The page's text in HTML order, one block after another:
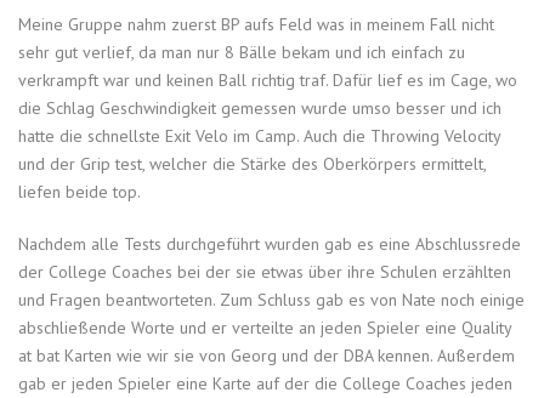
Meine Gruppe nahm zuerst BP aufs Feld was in meinem Fall nicht
sehr gut verlief, da man nur 8 Bälle bekam und ich einfach zu
verkrampft war und keinen Ball richtig traf. Dafür lief es im Cage, wo
die Schlag Geschwindigkeit gemessen wurde umso besser und ich
hatte die schnellste Exit Velo im Camp. Auch die Throwing Velocity
und der Grip test, welcher die Stärke des Oberkörpers ermittelt,
liefen beide top.
Nachdem alle Tests durchgeführt wurden gab es eine Abschlussrede
der College Coaches bei der sie etwas über ihre Schulen erzählten
und Fragen beantworteten. Zum Schluss gab es von Nate noch einige
abschließende Worte und er verteilte an jeden Spieler eine Quality
at bat Karten wie wir sie von Georg und der DBA kennen. Außerdem
gab er jeden Spieler eine Karte auf der die College Coaches jeden